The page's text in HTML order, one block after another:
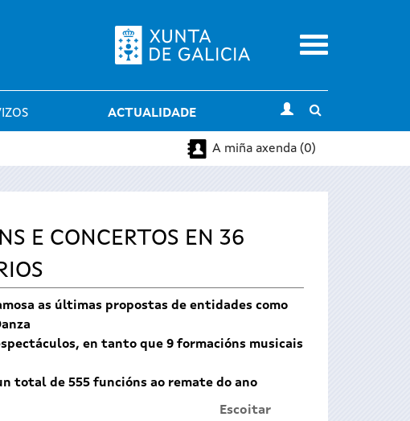
Menu
ACTUALIDADE
search
A miña axenda (0)
E CONCERTOS EN 36
as últimas propostas de entidades como
en tanto que 9 formacións musicais
total de 555 funcións ao remate do ano
Escoitar